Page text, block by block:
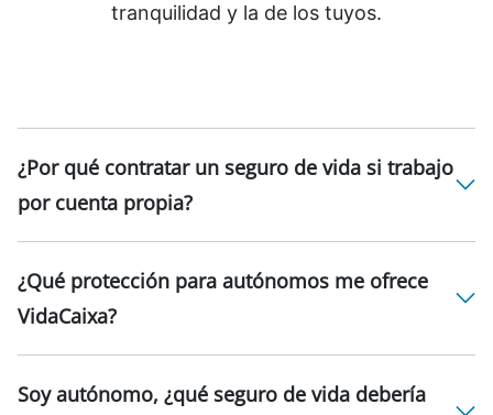
tranquilidad y la de los tuyos.
¿Por qué contratar un seguro de vida si trabajo
por cuenta propia?
¿Qué protección para autónomos me ofrece
VidaCaixa?
Soy autónomo, ¿qué seguro de vida debería